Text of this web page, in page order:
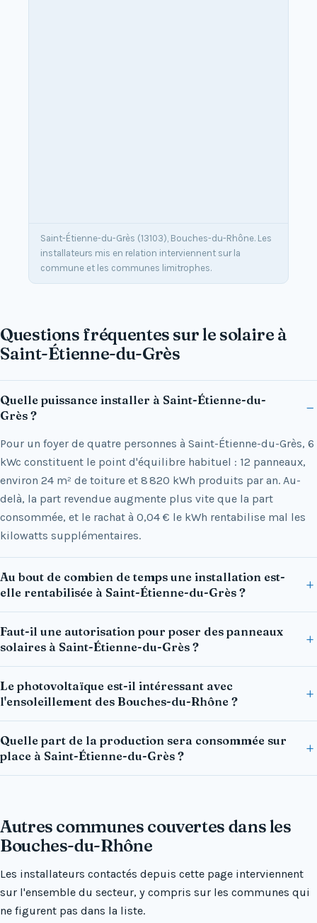
Saint-Étienne-du-Grès (13103), Bouches-du-Rhône. Les
installateurs mis en relation interviennent sur la
commune et les communes limitrophes.
Questions fréquentes sur le solaire à
Saint-Étienne-du-Grès
Quelle puissance installer à Saint-Étienne-du-
Grès ?
Pour un foyer de quatre personnes à Saint-Étienne-du-Grès, 6
kWc constituent le point d'équilibre habituel : 12 panneaux,
environ 24 m² de toiture et 8 820 kWh produits par an. Au-
delà, la part revendue augmente plus vite que la part
consommée, et le rachat à 0,04 € le kWh rentabilise mal les
kilowatts supplémentaires.
Au bout de combien de temps une installation est-
elle rentabilisée à Saint-Étienne-du-Grès ?
Faut-il une autorisation pour poser des panneaux
solaires à Saint-Étienne-du-Grès ?
Le photovoltaïque est-il intéressant avec
l'ensoleillement des Bouches-du-Rhône ?
Quelle part de la production sera consommée sur
place à Saint-Étienne-du-Grès ?
Autres communes couvertes dans les
Bouches-du-Rhône
Les installateurs contactés depuis cette page interviennent
sur l'ensemble du secteur, y compris sur les communes qui
ne figurent pas dans la liste.